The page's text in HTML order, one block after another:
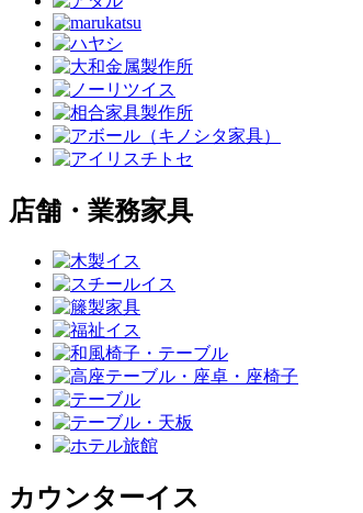
店舗・業務家具
カウンターイス